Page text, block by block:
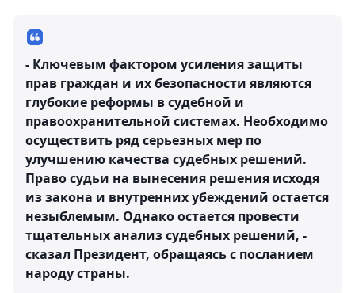
- Ключевым фактором усиления защиты
прав граждан и их безопасности являются
глубокие реформы в судебной и
правоохранительной системах. Необходимо
осуществить ряд серьезных мер по
улучшению качества судебных решений.
Право судьи на вынесения решения исходя
из закона и внутренних убеждений остается
незыблемым. Однако остается провести
тщательных анализ судебных решений, -
сказал Президент, обращаясь с посланием
народу страны.